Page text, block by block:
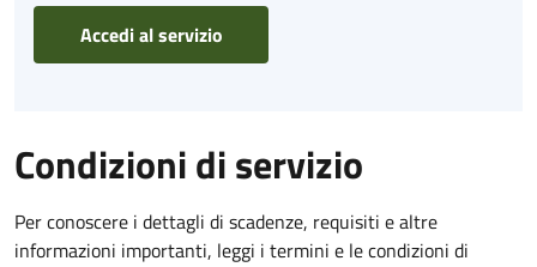
Accedi al servizio
Condizioni di servizio
Per conoscere i dettagli di scadenze, requisiti e altre
informazioni importanti, leggi i termini e le condizioni di